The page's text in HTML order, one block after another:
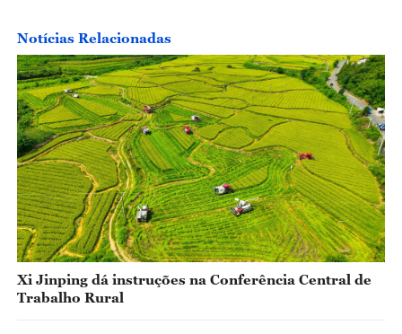
Notícias Relacionadas
Xi Jinping dá instruções na Conferência Central de
Trabalho Rural